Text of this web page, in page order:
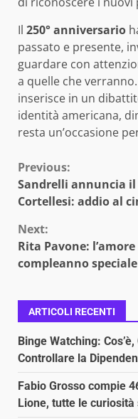
Il 250° anniversario
passato e presente,
guardare con
a quelle che verranno.
inserisce in un
identità americana,
resta un’occasione
Continue
Reading
Previous:
Sandrelli annuncia
Cortellesi: addio al
Next:
Rita Pavone:
compleanno
ARTICOLI RECENTI
Binge Watching:
Controllare la
Fabio Grosso compie
Lione, tutte le